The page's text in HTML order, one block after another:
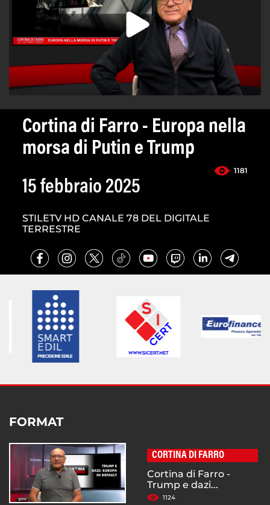
Cortina di Farro - Europa nella
morsa di Putin e Trump
1181
15 febbraio 2025
STILETV HD CANALE 78 DEL DIGITALE
TERRESTRE
FORMAT
CORTINA DI FARRO
Cortina di Farro -
Trump e dazi...
1124